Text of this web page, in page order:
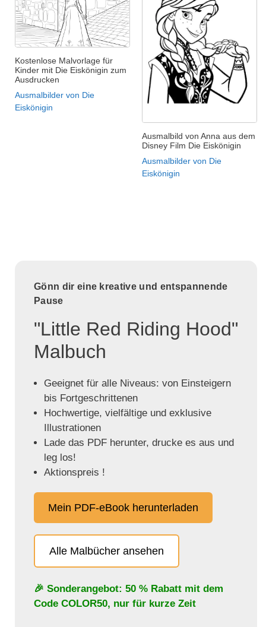
Kostenlose Malvorlage für
Kinder mit Die Eiskönigin zum
Ausdrucken
Ausmalbilder von Die
Eiskönigin
Ausmalbild von Anna aus dem
Disney Film Die Eiskönigin
Ausmalbilder von Die
Eiskönigin
Gönn dir eine kreative und entspannende
Pause
"Little Red Riding Hood"
Malbuch
Geeignet für alle Niveaus: von Einsteigern
bis Fortgeschrittenen
Hochwertige, vielfältige und exklusive
Illustrationen
Lade das PDF herunter, drucke es aus und
leg los!
Aktionspreis !
Mein PDF-eBook herunterladen
Alle Malbücher ansehen
🎉 Sonderangebot: 50 % Rabatt mit dem
Code COLOR50, nur für kurze Zeit